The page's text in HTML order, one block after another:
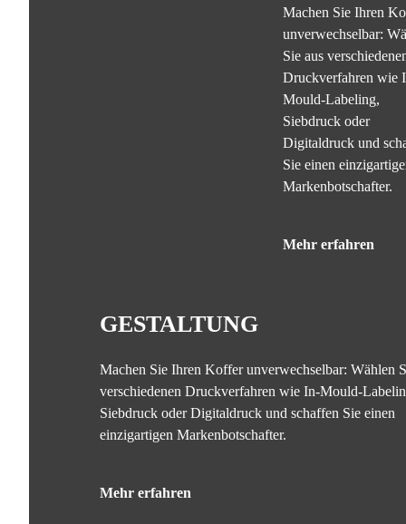
Machen Sie Ihren
unverwechselbar:
Sie aus
Druckverfahren wie
Mould-Labeling,
Siebdruck oder
Digitaldruck und
Sie einen
Markenbotschafter.
Mehr erfahren
GESTALTUNG
Machen Sie Ihren Koffer unverwechselbar: Wählen
verschiedenen Druckverfahren wie In-Mould-
Siebdruck oder Digitaldruck und schaffen Sie einen
einzigartigen Markenbotschafter.
Mehr erfahren